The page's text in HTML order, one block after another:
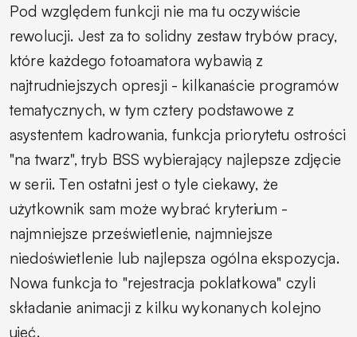
Pod względem funkcji nie ma tu oczywiście
rewolucji. Jest za to solidny zestaw trybów pracy,
które każdego fotoamatora wybawią z
najtrudniejszych opresji - kilkanaście programów
tematycznych, w tym cztery podstawowe z
asystentem kadrowania, funkcja priorytetu ostrości
"na twarz", tryb BSS wybierający najlepsze zdjęcie
w serii. Ten ostatni jest o tyle ciekawy, że
użytkownik sam może wybrać kryterium -
najmniejsze prześwietlenie, najmniejsze
niedoświetlenie lub najlepsza ogólna ekspozycja.
Nowa funkcja to "rejestracja poklatkowa" czyli
składanie animacji z kilku wykonanych kolejno
ujęć.